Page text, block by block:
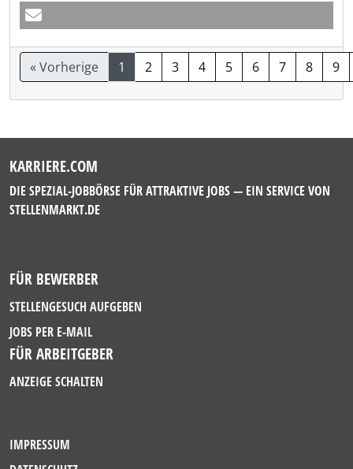
« Vorherige 1 2 3 4 5 6 7 8 9
KARRIERE.COM
DIE SPEZIAL-JOBBÖRSE FÜR ATTRAKTIVE JOBS — EIN SERVICE VON
STELLENMARKT.DE
FÜR BEWERBER
STELLENGESUCH AUFGEBEN
JOBS PER E-MAIL
FÜR ARBEITGEBER
ANZEIGE SCHALTEN
IMPRESSUM